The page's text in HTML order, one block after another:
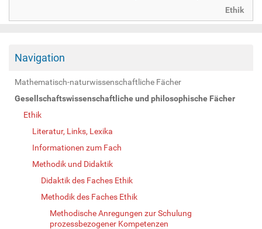
Ethik
Navigation
Mathematisch-naturwissenschaftliche Fächer
Gesellschaftswissenschaftliche und philosophische Fächer
Ethik
Literatur, Links, Lexika
Informationen zum Fach
Methodik und Didaktik
Didaktik des Faches Ethik
Methodik des Faches Ethik
Methodische Anregungen zur Schulung
prozessbezogener Kompetenzen